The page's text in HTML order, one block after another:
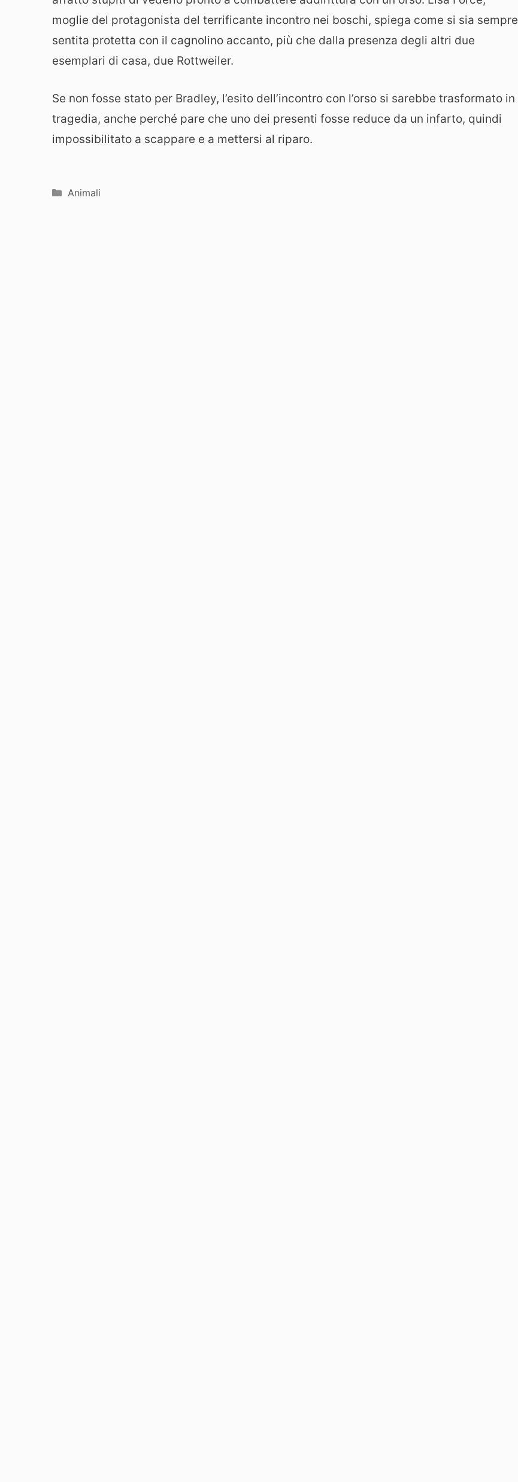
moglie del protagonista del terrificante incontro nei boschi, spiega come si sia sempre
sentita protetta con il cagnolino accanto, più che dalla presenza degli altri due
esemplari di casa, due Rottweiler.
Se non fosse stato per Bradley, l’esito dell’incontro con l’orso si sarebbe trasformato in
tragedia, anche perché pare che uno dei presenti fosse reduce da un infarto, quindi
impossibilitato a scappare e a mettersi al riparo.
Categorie
Animali